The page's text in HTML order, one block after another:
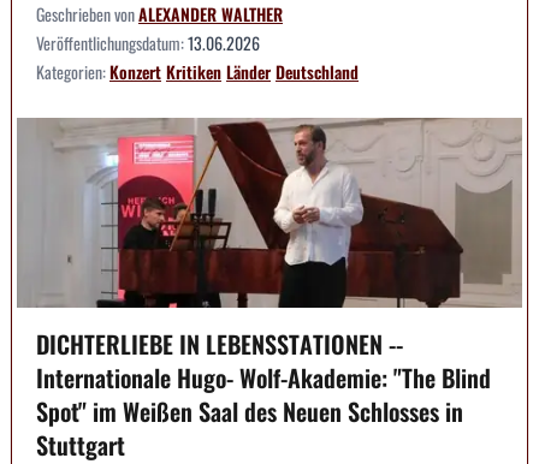
Geschrieben vonALEXANDER WALTHER
Veröffentlichungsdatum:13.06.2026
Kategorien:KonzertKritikenLänderDeutschland
DICHTERLIEBE IN LEBENSSTATIONEN --
Internationale Hugo- Wolf-Akademie: "The Blind
Spot" im Weißen Saal des Neuen Schlosses in
Stuttgart